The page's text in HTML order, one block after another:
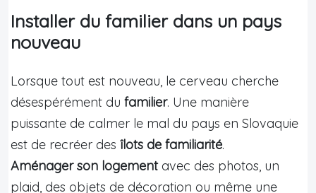
Installer du familier dans un pays
nouveau
Lorsque tout est nouveau, le cerveau cherche
désespérément du familier. Une manière
puissante de calmer le mal du pays en Slovaquie
est de recréer des îlots de familiarité.
Aménager son logementavec des photos, un
plaid, des objets de décoration ou même une